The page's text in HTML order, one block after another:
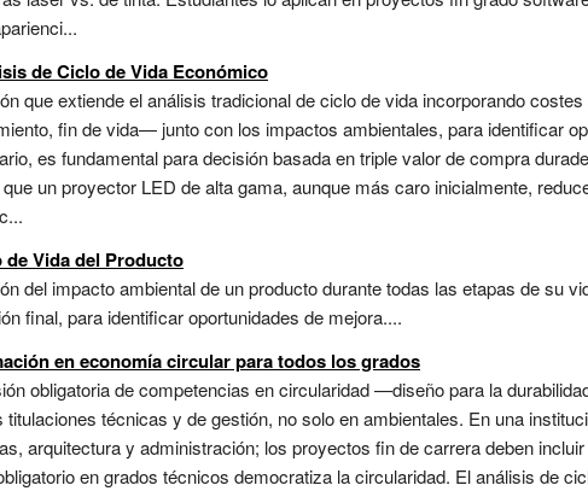
de Ciclo de Vida Económico
que extiende el análisis tradicional de ciclo de vida incorporando
fin de vida— junto con los impactos ambientales, para identificar
es fundamental para decisión basada en triple valor de compra
un proyector LED de alta gama, aunque más caro inicialmente,
de Vida del Producto
del impacto ambiental de un producto durante todas las etapas de su
final, para identificar oportunidades de mejora....
en economía circular para todos los grados
obligatoria de competencias en circularidad —diseño para la
titulaciones técnicas y de gestión, no solo en ambientales. En una
arquitectura y administración; los proyectos fin de carrera deben
en grados técnicos democratiza la circularidad. El análisis de